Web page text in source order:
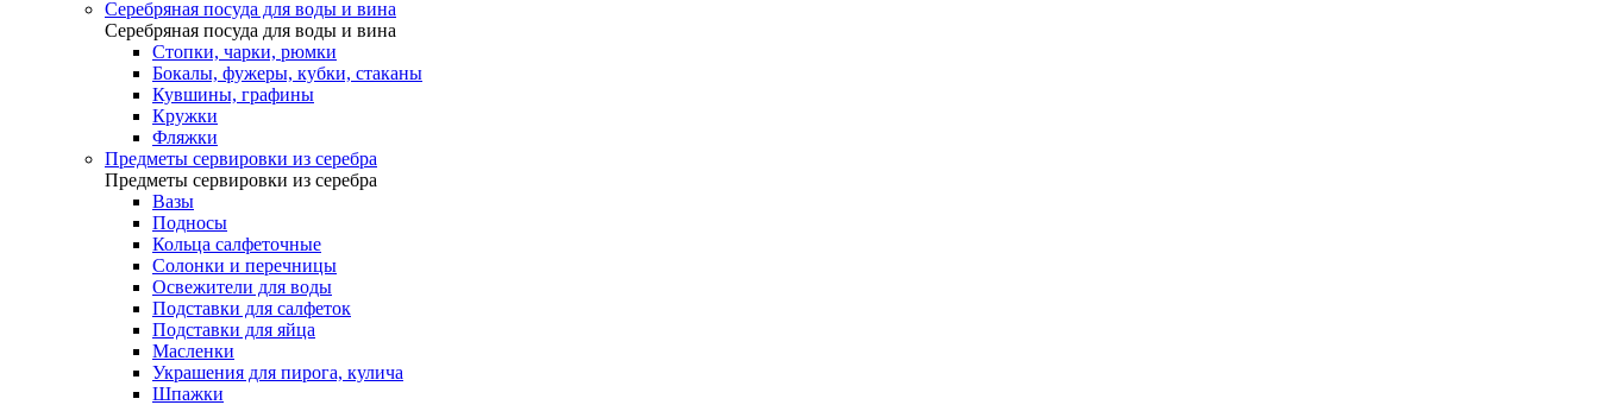
Серебряная посуда для воды и вина
Серебряная посуда для воды и вина
Стопки, чарки, рюмки
Бокалы, фужеры, кубки, стаканы
Кувшины, графины
Кружки
Фляжки
Предметы сервировки из серебра
Предметы сервировки из серебра
Вазы
Подносы
Кольца салфеточные
Солонки и перечницы
Освежители для воды
Подставки для салфеток
Подставки для яйца
Масленки
Украшения для пирога, кулича
Шпажки